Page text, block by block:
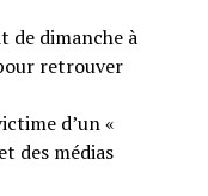
de dimanche à
retrouver
d’un «
des médias